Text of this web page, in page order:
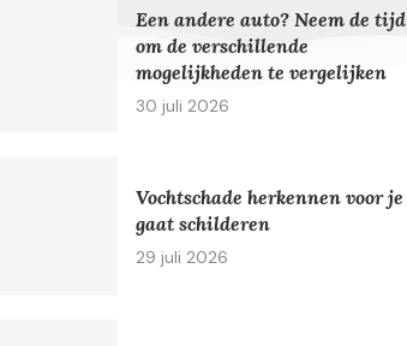
Een andere auto? Neem de tijd
om de verschillende
mogelijkheden te vergelijken
30 juli 2026
Vochtschade herkennen voor je
gaat schilderen
29 juli 2026